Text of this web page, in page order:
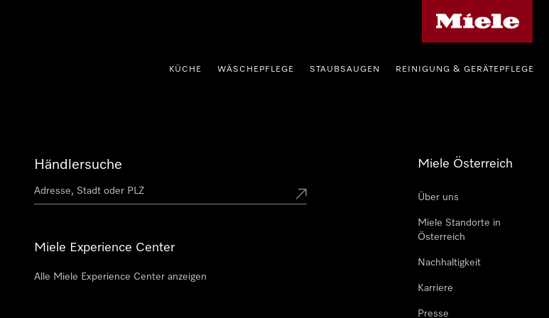
KÜCHE WÄSCHEPFLEGE STAUBSAUGEN REINIGUNG & GERÄTEPFLEGE
Händlersuche
Miele Experience Center
Alle Miele Experience Center anzeigen
Miele Österreich
Über uns
Miele Standorte in
Österreich
Nachhaltigkeit
Karriere
Presse